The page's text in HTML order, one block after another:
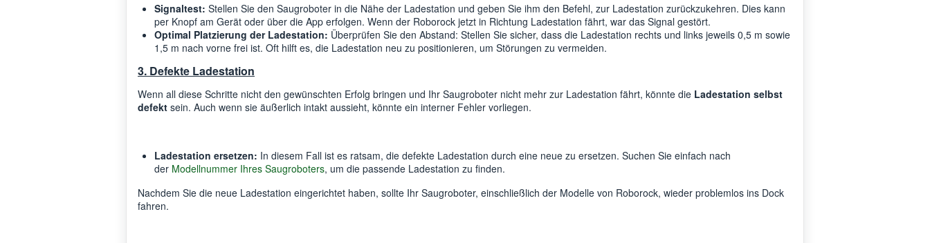
Signaltest: Stellen Sie den Saugroboter in die Nähe der Ladestation und geben Sie ihm den Befehl, zur Ladestation zurückzukehren. Dies kann
per Knopf am Gerät oder über die App erfolgen. Wenn der Roborock jetzt in Richtung Ladestation fährt, war das Signal gestört.
Optimal Platzierung der Ladestation: Überprüfen Sie den Abstand: Stellen Sie sicher, dass die Ladestation rechts und links jeweils 0,5 m sowie
1,5 m nach vorne frei ist. Oft hilft es, die Ladestation neu zu positionieren, um Störungen zu vermeiden.
3. Defekte Ladestation
Wenn all diese Schritte nicht den gewünschten Erfolg bringen und Ihr Saugroboter nicht mehr zur Ladestation fährt, könnte die Ladestation selbst
defekt sein. Auch wenn sie äußerlich intakt aussieht, könnte ein interner Fehler vorliegen.
Ladestation ersetzen: In diesem Fall ist es ratsam, die defekte Ladestation durch eine neue zu ersetzen. Suchen Sie einfach nach
der Modellnummer Ihres Saugroboters, um die passende Ladestation zu finden.
Nachdem Sie die neue Ladestation eingerichtet haben, sollte Ihr Saugroboter, einschließlich der Modelle von Roborock, wieder problemlos ins Dock
fahren.